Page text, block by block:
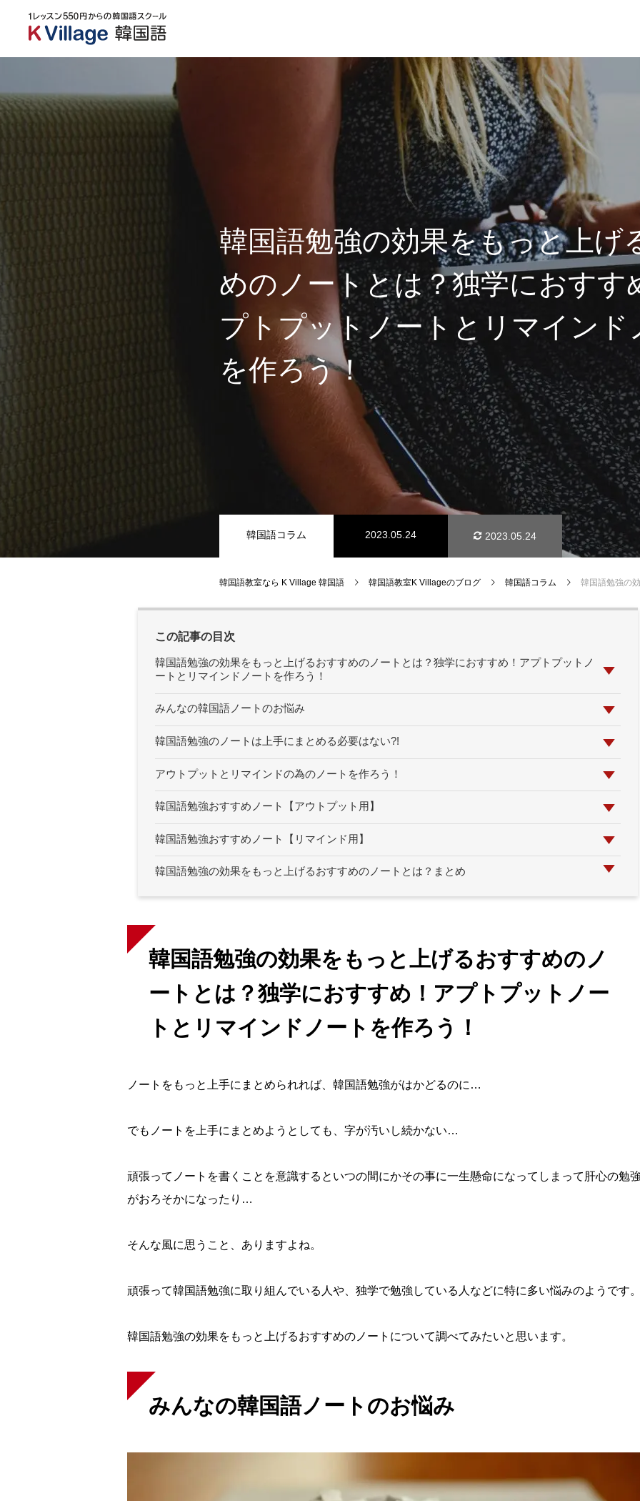
韓国語勉強の効果をもっと上げ
めのノートとは？独学におすす
プトプットノートとリマインド
を作ろう！
韓国語コラム 2023.05.24 2023.05.24
韓国語教室なら K Village 韓国語 韓国語教室K Villageのブログ 韓国語コラム 韓国語勉強の効果をもっと上げるおすすめのノー
この記事の目次
韓国語勉強の効果をもっと上げるおすすめのノートとは？独学におすすめ！アプトプットノ
ートとリマインドノートを作ろう！
みんなの韓国語ノートのお悩み
韓国語勉強のノートは上手にまとめる必要はない?!
アウトプットとリマインドの為のノートを作ろう！
韓国語勉強おすすめノート【アウトプット用】
韓国語勉強おすすめノート【リマインド用】
韓国語勉強の効果をもっと上げるおすすめのノートとは？まとめ
韓国語勉強の効果をもっと上げるおすすめのノ
ートとは？独学におすすめ！アプトプットノー
トとリマインドノートを作ろう！
ノートをもっと上手にまとめられれば、韓国語勉強がはかどるのに…
でもノートを上手にまとめようとしても、字が汚いし続かない…
頑張ってノートを書くことを意識するといつの間にかその事に一生懸命になってしまって肝心の勉
がおろそかになったり…
そんな風に思うこと、ありますよね。
頑張って韓国語勉強に取り組んでいる人や、独学で勉強している人などに特に多い悩みのようです
韓国語勉強の効果をもっと上げるおすすめのノートについて調べてみたいと思います。
みんなの韓国語ノートのお悩み